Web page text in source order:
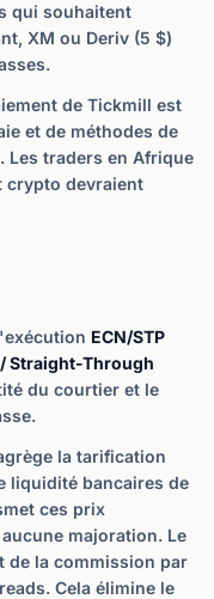
qui souhaitent
XM ou Deriv (5 $)
de Tickmill est
et de méthodes de
Les traders en Afrique
crypto devraient
ECN/STP
Straight-Through
du courtier et le
la tarification
liquidité bancaires de
ces prix
majoration. Le
de la commission par
Cela élimine le